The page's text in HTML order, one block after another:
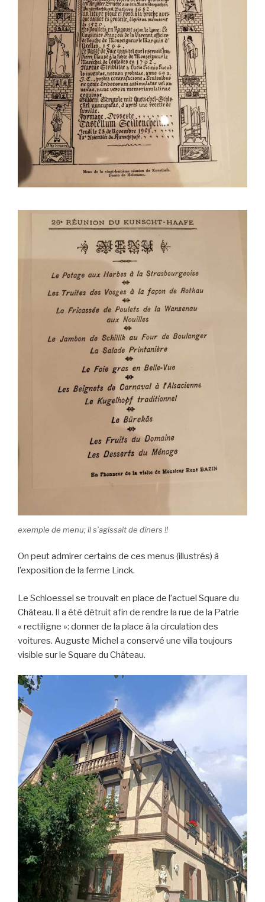
exemple de menu; il s’agissait de dîners !!
On peut admirer certains de ces menus (illustrés) à
l’exposition de la ferme Linck.
Le Schloessel se trouvait en place de l’actuel Square du
Château. Il a été détruit afin de rendre la rue de la Patrie
« rectiligne »: donner de la place à la circulation des
voitures. Auguste Michel a conservé une villa toujours
visible sur le Square du Château.